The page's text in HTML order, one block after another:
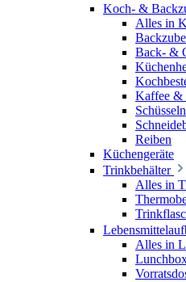
Koch- &
Alles in
Back- &
Kaffee &
Reiben
Küchengeräte
Trinkbehälter
Alles in
Alles in